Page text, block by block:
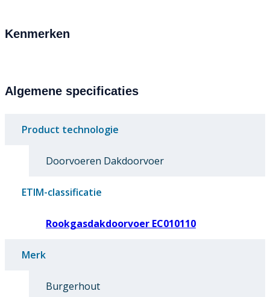
Kenmerken
Algemene specificaties
Product technologie
Doorvoeren Dakdoorvoer
ETIM-classificatie
Rookgasdakdoorvoer EC010110
Merk
Burgerhout